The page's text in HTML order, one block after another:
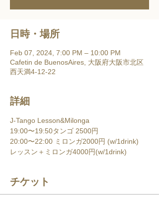
日時・場所
Feb 07, 2024, 7:00 PM – 10:00 PM
Cafetin de BuenosAires, 大阪府大阪市北区
西天満4-12-22
詳細
J-Tango Lesson&Milonga
19:00〜19:50タンゴ 2500円
20:00〜22:00 ミロンガ2000円 (w/1drink)
レッスン＋ミロンガ4000円(w/1drink)
チケット